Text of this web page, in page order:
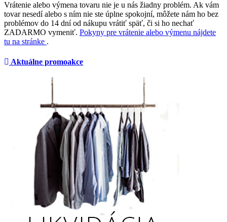
Vrátenie alebo výmena tovaru nie je u nás žiadny problém. Ak vám
tovar nesedí alebo s ním nie ste úplne spokojní, môžete nám ho bez
problémov do 14 dní od nákupu vrátiť späť, či si ho nechať
ZADARMO vymeniť. Pokyny pre vrátenie alebo výmenu nájdete
tu na stránke .
Aktuálne promoakce